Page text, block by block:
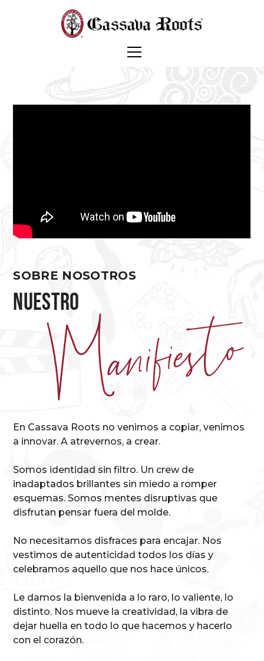
SOBRE NOSOTROS
Nuestro
En Cassava Roots no venimos a copiar, venimos
a innovar. A atrevernos, a crear.
Somos identidad sin filtro. Un crew de
inadaptados brillantes sin miedo a romper
esquemas. Somos mentes disruptivas que
disfrutan pensar fuera del molde.
No necesitamos disfraces para encajar. Nos
vestimos de autenticidad todos los días y
celebramos aquello que nos hace únicos.
Le damos la bienvenida a lo raro, lo valiente, lo
distinto. Nos mueve la creatividad, la vibra de
dejar huella en todo lo que hacemos y hacerlo
con el corazón.